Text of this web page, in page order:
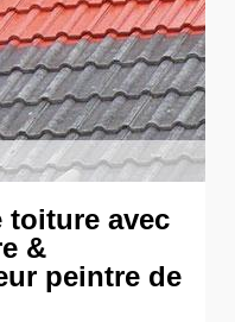
toiture avec
&
peintre de